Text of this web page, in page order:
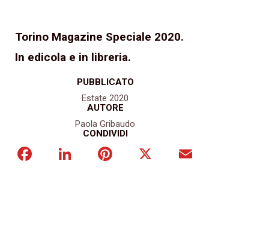
PUBBLICATO
Estate 2020
AUTORE
Paola Gribaudo
CONDIVIDI
FacebookLinkedInPinterest
Torino Magazine Speciale 2020.
In edicola e in libreria.